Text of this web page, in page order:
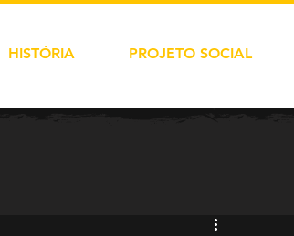
HISTÓRIA PROJETO SOCIAL